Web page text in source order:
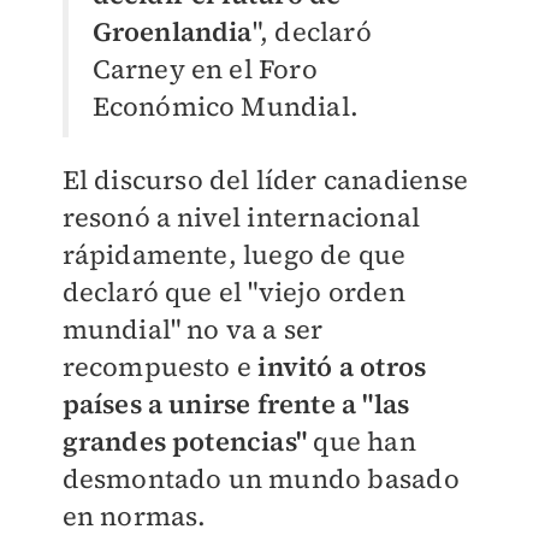
Groenlandia", declaró
Carney en el Foro
Económico Mundial.
El discurso del líder canadiense
resonó a nivel internacional
rápidamente, luego de que
declaró que el "viejo orden
mundial" no va a ser
recompuesto e invitó a otros
países a unirse frente a "las
grandes potencias" que han
desmontado un mundo basado
en normas.